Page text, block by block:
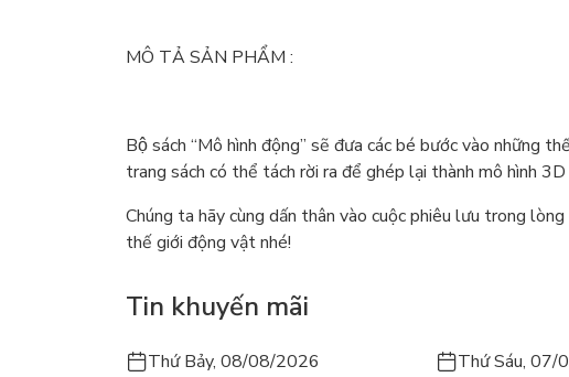
MÔ TẢ SẢN PHẨM :
Bộ sách “Mô hình động” sẽ đưa các bé bước vào những
trang sách có thể tách rời ra để ghép lại thành mô hình 3D
Chúng ta hãy cùng dấn thân vào cuộc phiêu lưu trong
thế giới động vật nhé!
Tin khuyến mãi
Thứ Bảy, 08/08/2026 Thứ Sáu, 07/